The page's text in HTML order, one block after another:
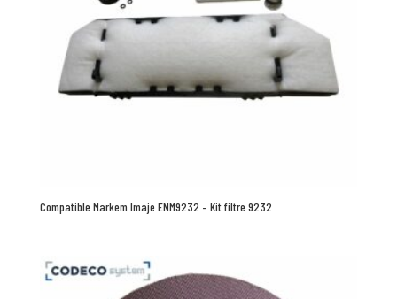
Compatible Markem Imaje ENM9232 – Kit filtre 9232